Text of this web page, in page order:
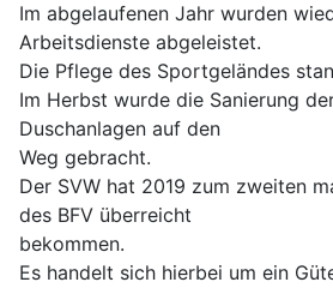
Im abgelaufenen Jahr wurden
Arbeitsdienste abgeleistet.
Die Pflege des Sportgeländes
Im Herbst wurde die Sanierung
Duschanlagen auf den
Weg gebracht.
Der SVW hat 2019 zum zweiten
des BFV überreicht
bekommen.
Es handelt sich hierbei um ein